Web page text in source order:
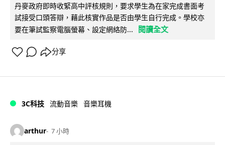
丹麥政府即時收緊高中評核規則，要求學生為在家完成書面考
試接受口頭答辯，藉此核實作品是否由學生自行完成。學校亦
要在筆試監察電腦螢幕、設定網絡防...
閱讀全文
分享
3C科技 流動音樂 音樂耳機
arthur 7 小時